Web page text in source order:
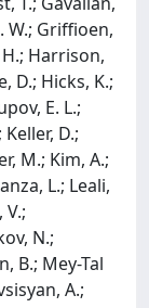
W.; Griffioen,
Harrison,
D.; Hicks, K.;
E. L.;
Keller, D.;
M.; Kim, A.;
L.; Leali,
N.;
B.; Mey-Tal
A.;